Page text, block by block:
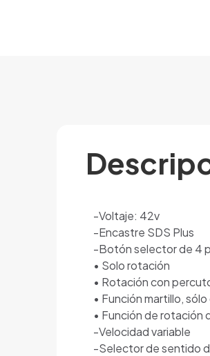
-Voltaje: 42v
-Encastre SDS Plus
-Botón selector de 4
• Solo rotación
• Rotación con
• Función martillo,
• Función de rotación
-Velocidad variable
-Selector de sentido